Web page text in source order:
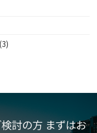
(3)
討の方 まずはお